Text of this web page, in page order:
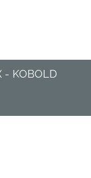
- KOBOLD